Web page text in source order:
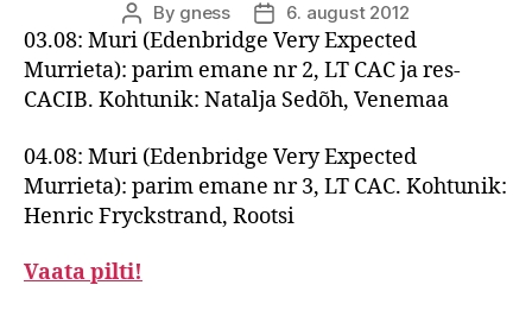
Post
author
By gness
Post
date
6. august 2012
03.08: Muri (Edenbridge Very Expected
Murrieta): parim emane nr 2, LT CAC ja res-
CACIB. Kohtunik: Natalja Sedõh, Venemaa
04.08: Muri (Edenbridge Very Expected
Murrieta): parim emane nr 3, LT CAC. Kohtunik:
Henric Fryckstrand, Rootsi
Vaata pilti!